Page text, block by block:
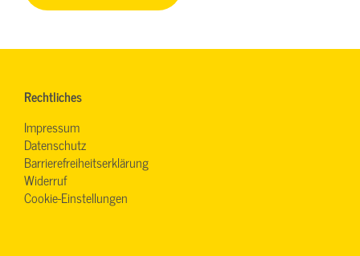
Rechtliches
Impressum
Datenschutz
Barrierefreiheitserklärung
Widerruf
Cookie-Einstellungen